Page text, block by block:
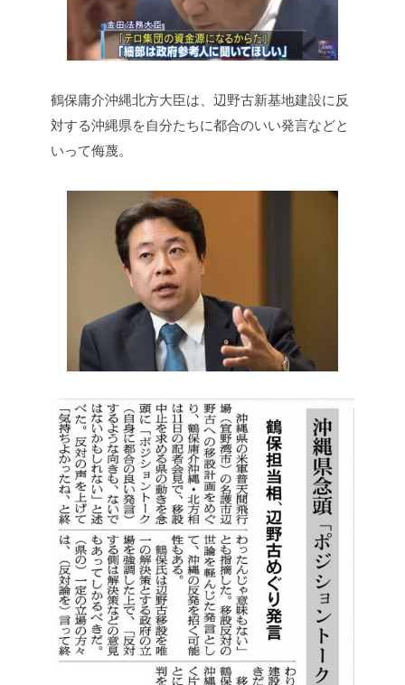
鶴保庸介沖縄北方大臣は、辺野古新基地建設に反
対する沖縄県を自分たちに都合のいい発言などと
いって侮蔑。